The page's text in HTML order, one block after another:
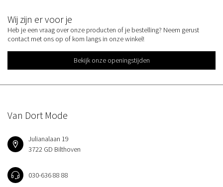
Wij zijn er voor je
Heb je een vraag over onze producten of je bestelling? Neem gerust
contact met ons op of kom langs in onze winkel!
Bekijk onze openingstijden
Van Dort Mode
Julianalaan 19
3722 GD Bilthoven
030-636 88 88